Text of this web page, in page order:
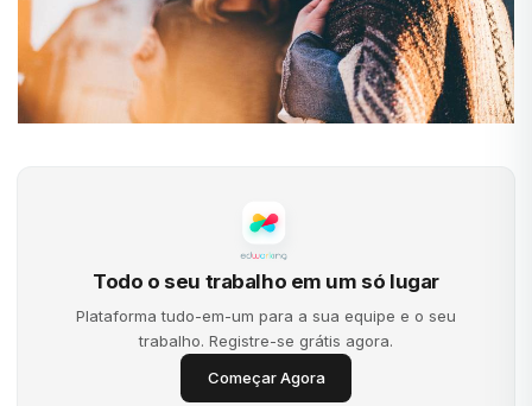
Todo o seu trabalho em um só lugar
Plataforma tudo-em-um para a sua equipe e o seu
trabalho. Registre-se grátis agora.
Começar Agora